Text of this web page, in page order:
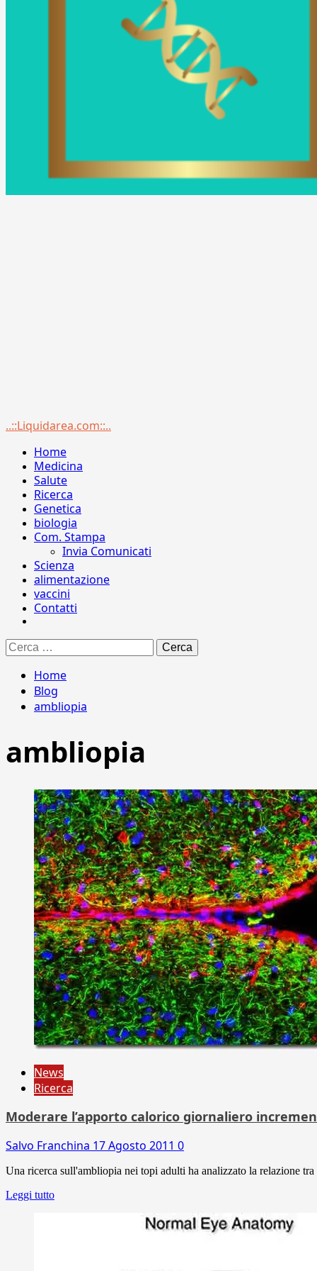
Menu
..::Liquidarea.com::..
Home
Medicina
Salute
Ricerca
Genetica
biologia
Com. Stampa
Invia Comunicati
Scienza
alimentazione
vaccini
Contatti
Ricerca
per:
Home
Blog
ambliopia
ambliopia
News
Ricerca
Moderare l’apporto calorico giornaliero
Salvo Franchina 17 Agosto 2011 0
Una ricerca sull'ambliopia nei topi adulti ha analizzato la relazione
Leggi tutto